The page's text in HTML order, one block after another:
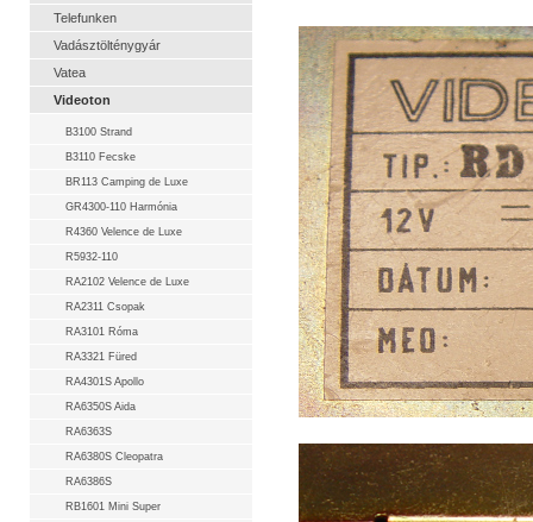
Telefunken
Vadásztölténygyár
Vatea
Videoton
B3100 Strand
B3110 Fecske
BR113 Camping de Luxe
GR4300-110 Harmónia
R4360 Velence de Luxe
R5932-110
RA2102 Velence de Luxe
RA2311 Csopak
RA3101 Róma
RA3321 Füred
RA4301S Apollo
RA6350S Aida
RA6363S
RA6380S Cleopatra
RA6386S
RB1601 Mini Super